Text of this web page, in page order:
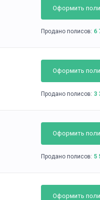
Оформить
Продано полисов: 6
Оформить
Продано полисов: 3
Оформить
Продано полисов: 5
Оформить